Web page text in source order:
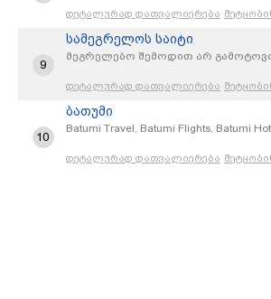
დეტალურად დათვალიერება
9
სამეგრელოს საიტი
მეგრელებო შემოდით არ
დეტალურად დათვალიერება
10
ბათუმი
Batumi Travel, Batumi Flights, Batumi
დეტალურად დათვალიერება